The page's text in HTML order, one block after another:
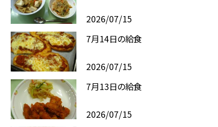
2026/07/15
7月14日の給食
2026/07/15
7月13日の給食
2026/07/15